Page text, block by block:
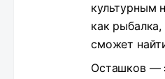
культурным
как
сможет
Осташков —